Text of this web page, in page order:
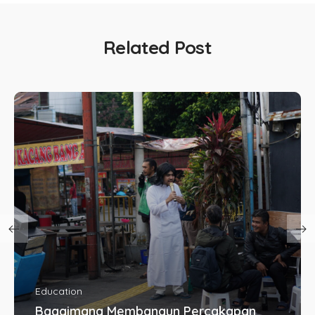
Related Post
Education
Bagaimana Membangun Percakapan